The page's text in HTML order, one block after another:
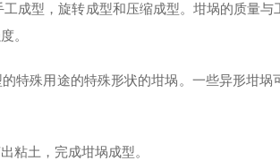
型，旋转成型和压缩成型。坩埚的质量与
。
特殊用途的特殊形状的坩埚。一些异形坩埚
粘土，完成坩埚成型。